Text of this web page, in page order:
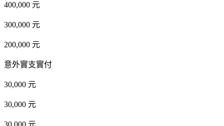
400,000 元
300,000 元
200,000 元
意外實支實付
30,000 元
30,000 元
30,000 元